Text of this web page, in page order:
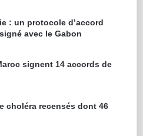
: un protocole d’accord
avec le Gabon
signent 14 accords de
choléra recensés dont 46